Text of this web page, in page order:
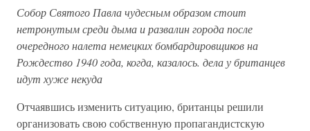
Собор Святого Павла чудесным образом стоит
нетронутым среди дыма и развалин города после
очередного налета немецких бомбардировщиков на
Рождество 1940 года, когда, казалось. дела у британцев
идут хуже некуда
Отчаявшись изменить ситуацию, британцы решили
организовать свою собственную пропагандистскую